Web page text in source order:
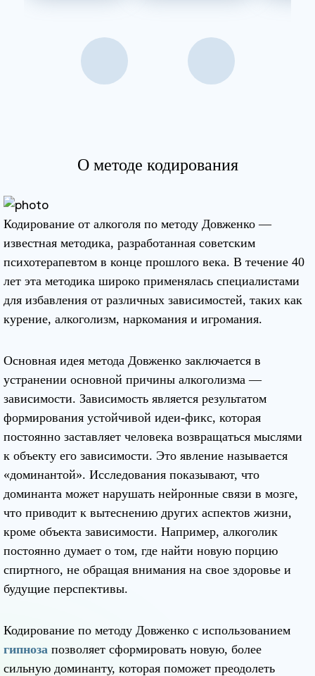
О методе кодирования
Кодирование от алкоголя по методу Довженко —
известная методика, разработанная советским
психотерапевтом в конце прошлого века. В течение 40
лет эта методика широко применялась специалистами
для избавления от различных зависимостей, таких как
курение, алкоголизм, наркомания и игромания.
Основная идея метода Довженко заключается в
устранении основной причины алкоголизма —
зависимости. Зависимость является результатом
формирования устойчивой идеи-фикс, которая
постоянно заставляет человека возвращаться мыслями
к объекту его зависимости. Это явление называется
«доминантой». Исследования показывают, что
доминанта может нарушать нейронные связи в мозге,
что приводит к вытеснению других аспектов жизни,
кроме объекта зависимости. Например, алкоголик
постоянно думает о том, где найти новую порцию
спиртного, не обращая внимания на свое здоровье и
будущие перспективы.
Кодирование по методу Довженко с использованием
гипноза позволяет сформировать новую, более
сильную доминанту, которая поможет преодолеть